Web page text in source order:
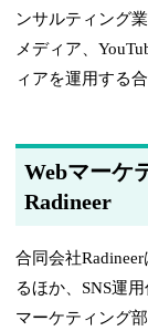
ンサルティング
メディア、
ィアを運用する
Webマーケ
Radineer
合同会社
るほか、SNS運
マーケティング